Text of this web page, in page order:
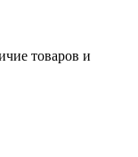
товаров и